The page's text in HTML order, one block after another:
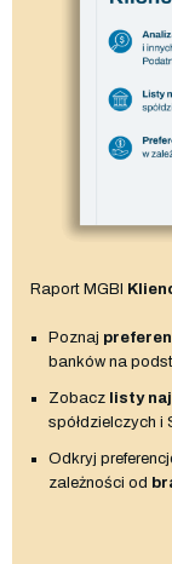
Raport MGBI
Poznaj
banków na
Zobacz listy
spółdzielczych i
Odkryj
zależności od